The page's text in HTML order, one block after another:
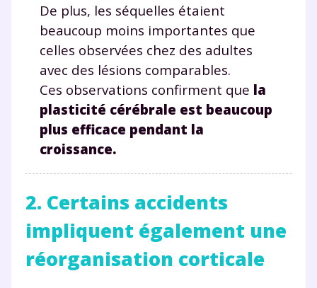
De plus, les séquelles étaient
beaucoup moins importantes que
celles observées chez des adultes
avec des lésions comparables.
Ces observations confirment que la
plasticité cérébrale est beaucoup
plus efficace pendant la
croissance.
2. Certains accidents
impliquent également une
réorganisation corticale